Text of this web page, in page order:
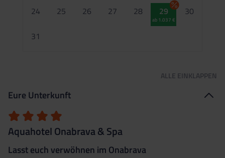
24 25 26 27 28 29
ab 1.037 €
30
31
ALLE EINKLAPPEN
Eure Unterkunft
Aquahotel Onabrava & Spa
Lasst euch verwöhnen im Onabrava